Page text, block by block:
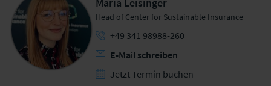
Maria Leisinger
Head of Center for Sustainable Insurance
+49 341 98988-260
E-Mail schreiben
Jetzt Termin buchen